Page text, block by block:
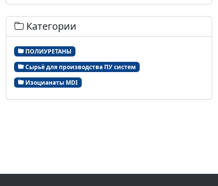
Категории
ПОЛИУРЕТАНЫ
Сырьё для производства ПУ систем
Изоцианаты MDI